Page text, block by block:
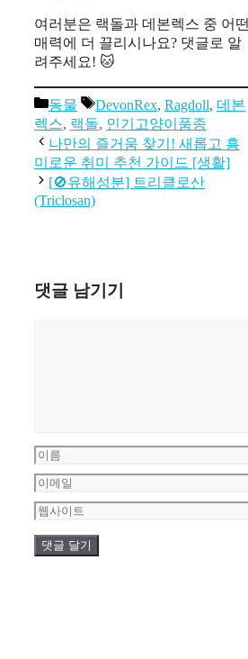
여러분은 랙돌과 데본렉스 중 어떤
매력에 더 끌리시나요? 댓글로 알
려주세요! 🐱
카
테
고
리
동물
태
그
DevonRex, Ragdoll, 데본
렉스, 랙돌, 인기고양이품종
나만의 즐거움 찾기! 새롭고 흥
미로운 취미 추천 가이드 [생활]
[🚫유해성분] 트리클로산
(Triclosan)
댓글 남기기
이
름
이
메
일
웹
이